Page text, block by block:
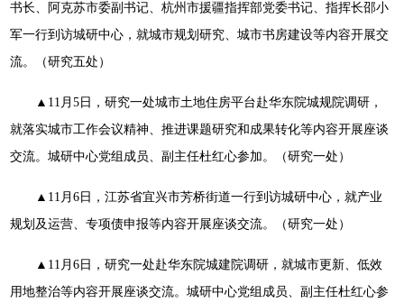
书长、阿克苏市委副书记、杭州市援疆指挥部党委书记、指挥长邵小
军一行到访城研中心，就城市规划研究、城市书房建设等内容开展交
流。（研究五处）
▲11月5日，研究一处城市土地住房平台赴华东院城规院调研，
就落实城市工作会议精神、推进课题研究和成果转化等内容开展座谈
交流。城研中心党组成员、副主任杜红心参加。（研究一处）
▲11月6日，江苏省宜兴市芳桥街道一行到访城研中心，就产业
规划及运营、专项债申报等内容开展座谈交流。（研究一处）
▲11月6日，研究一处赴华东院城建院调研，就城市更新、低效
用地整治等内容开展座谈交流。城研中心党组成员、副主任杜红心参